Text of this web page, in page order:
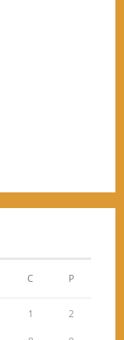
C P
1 2